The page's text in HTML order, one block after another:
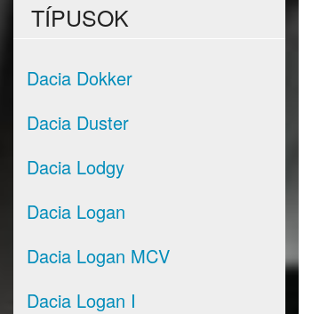
TÍPUSOK
Dacia Dokker
Dacia Duster
Dacia Lodgy
Dacia Logan
Dacia Logan MCV
Dacia Logan I